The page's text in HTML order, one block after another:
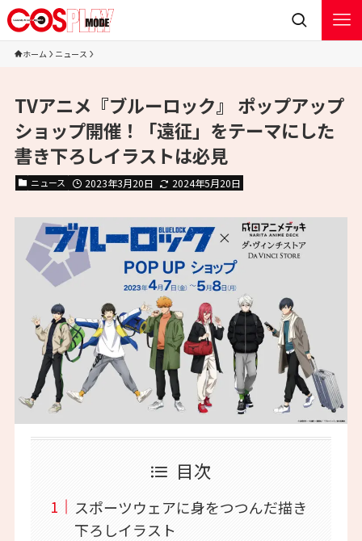
ホーム ニュース
TVアニメ『ブルーロック』 ポップアップ
ショップ開催！「遠征」をテーマにした
書き下ろしイラストは必見
ニュース 2023年3月20日 2024年5月20日
目次
スポーツウェアに身をつつんだ描き
下ろしイラスト